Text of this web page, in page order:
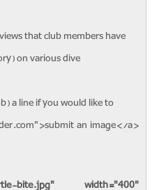
that club members have
on various dive
a line if you would like to
an image</a>
bite.jpg" width="400"